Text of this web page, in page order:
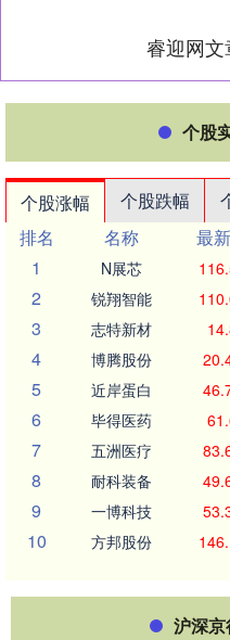
睿迎网
个股
个股涨幅 个股跌幅
排名
名称 最
1
N展芯
2 锐翔智能
3 志特新材
4 博腾股份
5 近岸蛋白
6 毕得医药
7 五洲医疗
8 耐科装备
9 一博科技
10 方邦股份
沪深